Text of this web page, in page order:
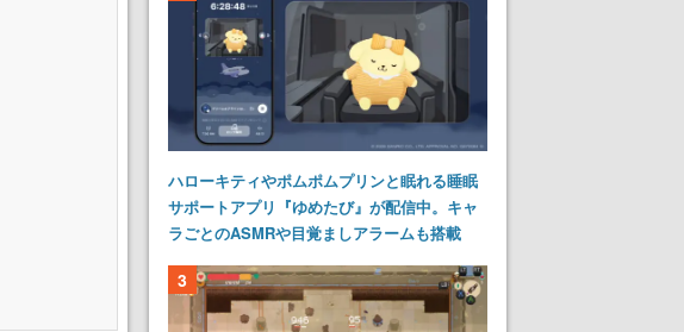
ハローキティやポムポムプリンと眠れる睡眠
サポートアプリ『ゆめたび』が配信中。キャ
ラごとのASMRや目覚ましアラームも搭載
3